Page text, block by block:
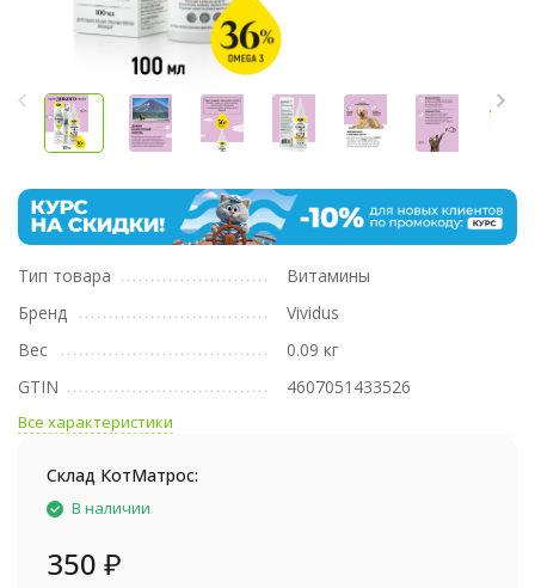
Тип товара
Витамины
Бренд
Vividus
Вес
0.09 кг
GTIN
4607051433526
Все характеристики
Склад КотМатрос:
В наличии
350 ₽